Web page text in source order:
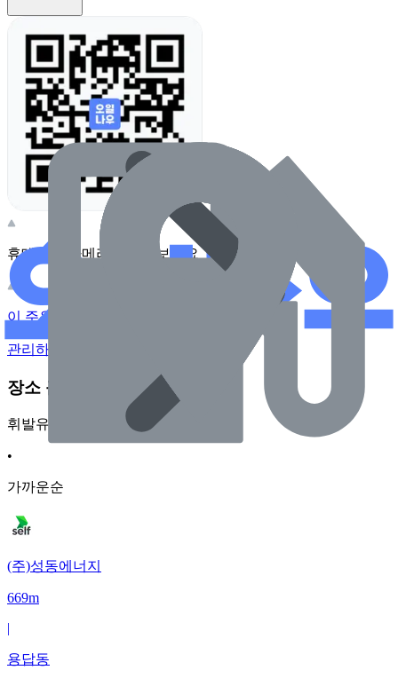
휴대전화 카메라로 찍어보세요
이 주유소의 사장님이신가요?
관리하기
장소 근처 주유소
휘발유
•
가까운순
(주)성동에너지
669m
|
용답동